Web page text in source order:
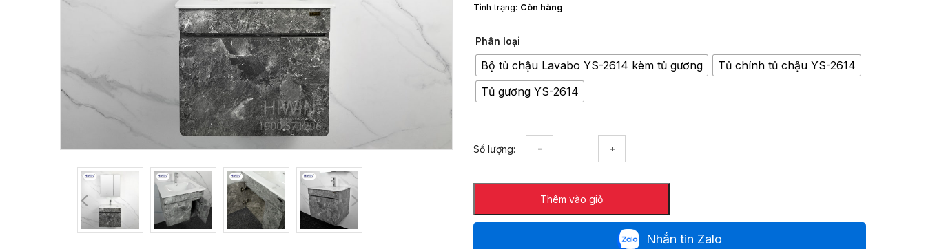
Tình trạng: Còn hàng
Phân loại
Bộ tủ chậu Lavabo YS-2614 kèm tủ gương
Tủ chính tủ chậu YS-2614
Tủ gương YS-2614
Số lượng:
Lavabo
Hiwin
YS-
Thêm vào giỏ
Nhắn tin Zalo